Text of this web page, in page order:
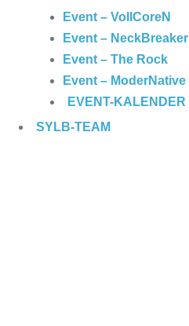
Event – VollCoreN
Event – NeckBreaker
Event – The Rock
Event – ModerNative
EVENT-KALENDER
SYLB-TEAM